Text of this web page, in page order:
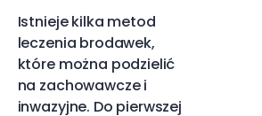
Istnieje kilka metod
leczenia brodawek,
które można podzielić
na zachowawcze i
inwazyjne. Do pierwszej